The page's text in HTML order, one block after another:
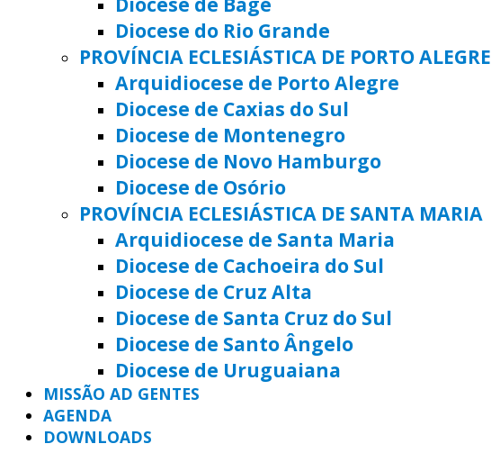
Diocese do Rio Grande
PROVÍNCIA ECLESIÁSTICA DE PORTO ALEGRE
Arquidiocese de Porto Alegre
Diocese de Caxias do Sul
Diocese de Montenegro
Diocese de Novo Hamburgo
Diocese de Osório
PROVÍNCIA ECLESIÁSTICA DE SANTA MARIA
Arquidiocese de Santa Maria
Diocese de Cachoeira do Sul
Diocese de Cruz Alta
Diocese de Santa Cruz do Sul
Diocese de Santo Ângelo
Diocese de Uruguaiana
MISSÃO AD GENTES
AGENDA
DOWNLOADS